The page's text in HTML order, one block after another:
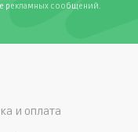
рекламных сообщений.
и оплата